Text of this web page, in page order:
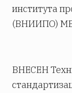
института
(ВНИИПО)
ВНЕСЕН